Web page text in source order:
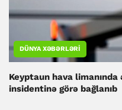
DÜNYA XƏBƏRLƏRI
Keyptaun hava
insidentinə görə bağlanıb